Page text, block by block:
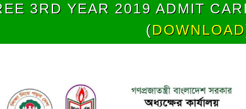
3RD YEAR 2019 ADMIT
(DOWNLOAD